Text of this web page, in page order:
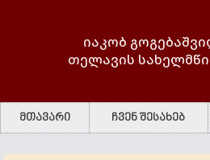
იაკობ
თელავის
მთავარი ჩვენ შესახებ